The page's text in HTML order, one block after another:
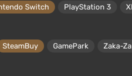
Switch PlayStation 3
SteamBuy GamePark Zaka-